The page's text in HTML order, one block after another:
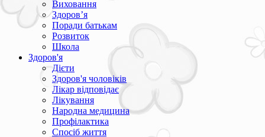
Виховання
Здоров’я
Поради батькам
Розвиток
Школа
Здоров'я
Дієти
Здоров'я чоловіків
Лікар відповідає
Лікування
Народна медицина
Профілактика
Спосіб життя